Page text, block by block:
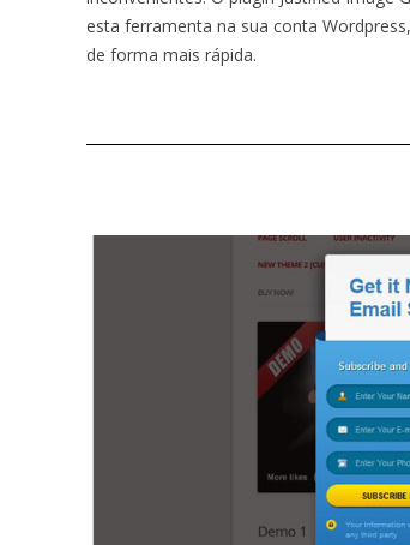
esta ferramenta na sua conta
de forma mais rápida.